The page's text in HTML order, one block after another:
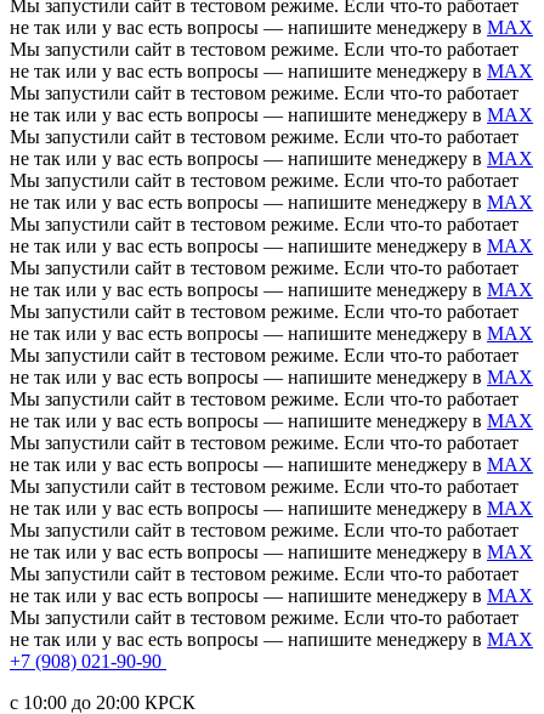
Мы запустили сайт в тестовом режиме. Если что-то работает
не так или у вас есть вопросы — напишите менеджеру в MAX
Мы запустили сайт в тестовом режиме. Если что-то работает
не так или у вас есть вопросы — напишите менеджеру в MAX
Мы запустили сайт в тестовом режиме. Если что-то работает
не так или у вас есть вопросы — напишите менеджеру в MAX
Мы запустили сайт в тестовом режиме. Если что-то работает
не так или у вас есть вопросы — напишите менеджеру в MAX
Мы запустили сайт в тестовом режиме. Если что-то работает
не так или у вас есть вопросы — напишите менеджеру в MAX
Мы запустили сайт в тестовом режиме. Если что-то работает
не так или у вас есть вопросы — напишите менеджеру в MAX
Мы запустили сайт в тестовом режиме. Если что-то работает
не так или у вас есть вопросы — напишите менеджеру в MAX
Мы запустили сайт в тестовом режиме. Если что-то работает
не так или у вас есть вопросы — напишите менеджеру в MAX
Мы запустили сайт в тестовом режиме. Если что-то работает
не так или у вас есть вопросы — напишите менеджеру в MAX
Мы запустили сайт в тестовом режиме. Если что-то работает
не так или у вас есть вопросы — напишите менеджеру в MAX
Мы запустили сайт в тестовом режиме. Если что-то работает
не так или у вас есть вопросы — напишите менеджеру в MAX
Мы запустили сайт в тестовом режиме. Если что-то работает
не так или у вас есть вопросы — напишите менеджеру в MAX
Мы запустили сайт в тестовом режиме. Если что-то работает
не так или у вас есть вопросы — напишите менеджеру в MAX
Мы запустили сайт в тестовом режиме. Если что-то работает
не так или у вас есть вопросы — напишите менеджеру в MAX
Мы запустили сайт в тестовом режиме. Если что-то работает
не так или у вас есть вопросы — напишите менеджеру в MAX
+7 (908) 021-90-90
c 10:00 до 20:00 КРСК